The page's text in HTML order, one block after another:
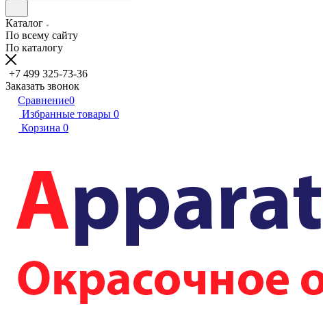
Каталог
По всему сайту
По каталогу
+7 499 325-73-36
Заказать звонок
Сравнение0
Избранные товары 0
Корзина 0